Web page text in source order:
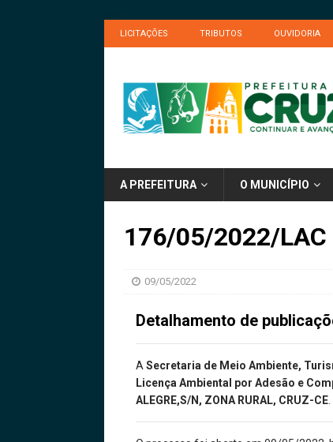
LICITAÇÕES TRIBUTOS OUVIDORIA
A PREFEITURA O MUNICÍPIO
176/05/2022/LAC
09/05/2022
Detalhamento de
ASecretaria de Meio Ambiente,
Licença Ambiental por Adesão e
ALEGRE,S/N, ZONA RURAL, CRUZ-CE.